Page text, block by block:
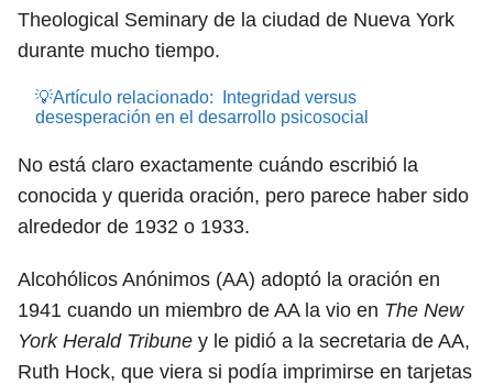
Theological Seminary de la ciudad de Nueva York
durante mucho tiempo.
💡Artículo relacionado:
Integridad versus
desesperación en el desarrollo psicosocial
No está claro exactamente cuándo escribió la
conocida y querida oración, pero parece haber sido
alrededor de 1932 o 1933.
Alcohólicos Anónimos (AA) adoptó la oración en
1941 cuando un miembro de AA la vio en The New
York Herald Tribune y le pidió a la secretaria de AA,
Ruth Hock, que viera si podía imprimirse en tarjetas